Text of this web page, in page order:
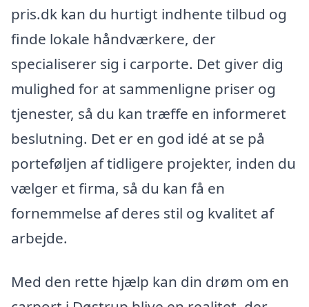
pris.dk kan du hurtigt indhente tilbud og
finde lokale håndværkere, der
specialiserer sig i carporte. Det giver dig
mulighed for at sammenligne priser og
tjenester, så du kan træffe en informeret
beslutning. Det er en god idé at se på
porteføljen af tidligere projekter, inden du
vælger et firma, så du kan få en
fornemmelse af deres stil og kvalitet af
arbejde.
Med den rette hjælp kan din drøm om en